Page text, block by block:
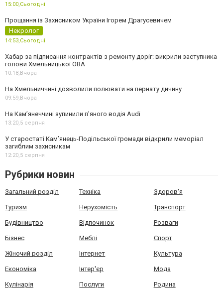
15:00,Сьогодні
Прощання із Захисником України Ігорем Драгусевичем
Некролог
14:53,Сьогодні
Хабар за підписання контрактів з ремонту доріг: викрили заступника
голови Хмельницької ОВА
10:18, Вчора
На Хмельниччині дозволили полювати на пернату дичину
09:59, Вчора
На Камʼянеччині зупинили п'яного водія Audi
13:20,5 серпня
У старостаті Кам’янець-Подільської громади відкрили меморіал
загиблим захисникам
12:20,5 серпня
Рубрики новин
Загальний розділ Техніка Здоров'я
Туризм Нерухомість Транспорт
Будівництво Відпочинок Розваги
Бізнес Меблі Спорт
Жіночий розділ Інтернет Культура
Економіка Інтер'єр Мода
Кулінарія Послуги Родина